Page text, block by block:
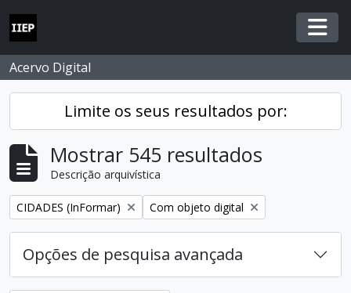
Skip to main content
Acervo Digital
Limite os seus resultados por:
Mostrar 545 resultados
Descrição arquivística
Remover filtro:
CIDADES (InFormar) Remover filtro:
Com objeto digital
Opções de pesquisa avançada